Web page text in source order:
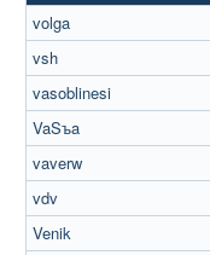
volga
vsh
vasoblinesi
VaSъa
vaverw
vdv
Venik